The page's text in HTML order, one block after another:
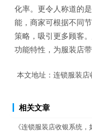
化率。更令人称道的
能，商家可根据不同
策略，吸引更多顾客
功能特性，为服装店
本文地址： 连锁服装店
相关文章
《连锁服装店收银系统